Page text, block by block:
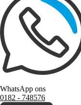
WhatsApp ons
0182 ‑ 748576